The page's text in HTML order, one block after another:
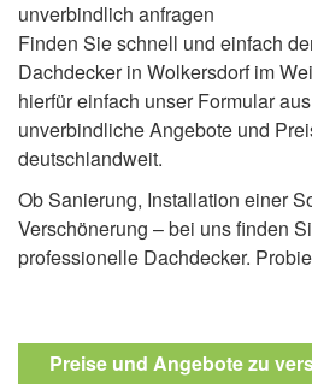
unverbindlich anfragen
Finden Sie schnell und einfach
Dachdecker in Wolkersdorf im
hierfür einfach unser Formular
unverbindliche Angebote und
deutschlandweit.
Ob Sanierung, Installation einer
Verschönerung – bei uns finden
professionelle Dachdecker.
Preise und Angebote zu